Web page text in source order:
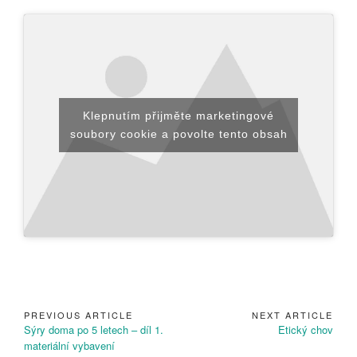
Klepnutím přijměte marketingové
soubory cookie a povolte tento obsah
Navigace
pro
PREVIOUS ARTICLE
Previous
Article:
Sýry doma po 5 letech – díl 1.
materiální vybavení
NEXT ARTICLE
Next
Etický chov